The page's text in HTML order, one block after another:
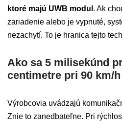
ktoré majú UWB modul . Ak
zariadenie alebo je vypnuté,
nezachytí. To je hranica tejto
Ako sa 5 milisekúnd
centimetre pri 90 km/h
Výrobcovia uvádzajú
Znie to zanedbateľne. Pri